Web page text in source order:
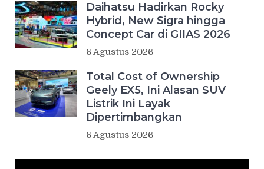
Daihatsu Hadirkan Rocky
Hybrid, New Sigra hingga
Concept Car di GIIAS 2026
6 Agustus 2026
Total Cost of Ownership
Geely EX5, Ini Alasan SUV
Listrik Ini Layak
Dipertimbangkan
6 Agustus 2026